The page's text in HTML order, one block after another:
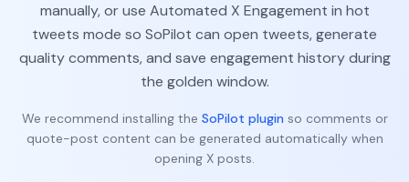
manually, or use Automated X Engagement in hot
tweets mode so SoPilot can open tweets, generate
quality comments, and save engagement history during
the golden window.
We recommend installing the SoPilot plugin so comments or
quote-post content can be generated automatically when
opening X posts.